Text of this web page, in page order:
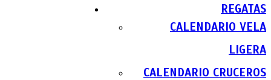
REGATAS
CALENDARIO VELA
LIGERA
CALENDARIO CRUCEROS